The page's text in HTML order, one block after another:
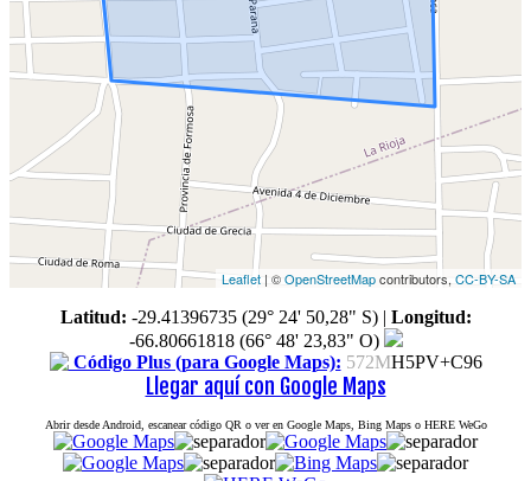
Leaflet | ©OpenStreetMapcontributors, CC-BY-SA
Latitud: -29.41396735 (29° 24' 50,28" S)| Longitud:
-66.80661818 (66° 48' 23,83" O)
Código Plus (para Google Maps): 572MH5PV+C96
Llegar aquí con Google Maps
Abrir desde Android, escanear código QR o ver en Google Maps, Bing Maps o HERE WeGo